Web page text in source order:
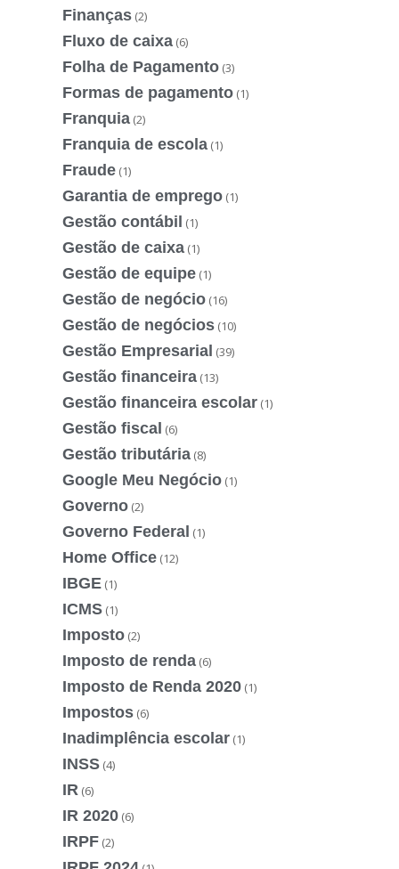
Finanças (2)
Fluxo de caixa (6)
Folha de Pagamento (3)
Formas de pagamento (1)
Franquia (2)
Franquia de escola (1)
Fraude (1)
Garantia de emprego (1)
Gestão contábil (1)
Gestão de caixa (1)
Gestão de equipe (1)
Gestão de negócio (16)
Gestão de negócios (10)
Gestão Empresarial (39)
Gestão financeira (13)
Gestão financeira escolar (1)
Gestão fiscal (6)
Gestão tributária (8)
Google Meu Negócio (1)
Governo (2)
Governo Federal (1)
Home Office (12)
IBGE (1)
ICMS (1)
Imposto (2)
Imposto de renda (6)
Imposto de Renda 2020 (1)
Impostos (6)
Inadimplência escolar (1)
INSS (4)
IR (6)
IR 2020 (6)
IRPF (2)